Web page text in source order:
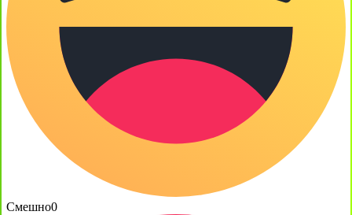
Смешно0